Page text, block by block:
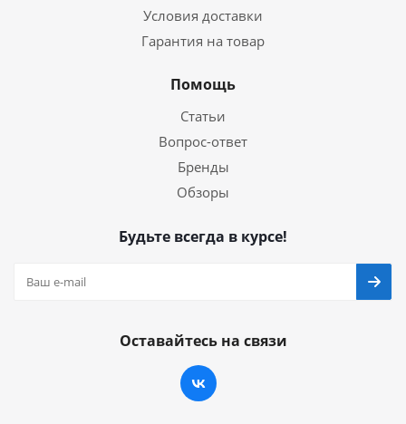
Условия доставки
Гарантия на товар
Помощь
Статьи
Вопрос-ответ
Бренды
Обзоры
Будьте всегда в курсе!
Оставайтесь на связи